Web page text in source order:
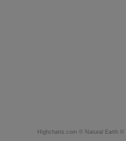
Highcharts.com © Natural Earth ©